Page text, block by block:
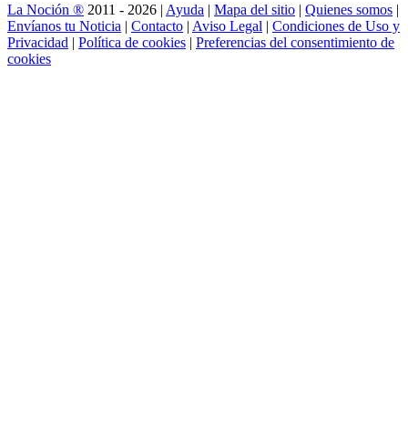
La Noción ® 2011 - 2026 | Ayuda | Mapa del sitio | Quienes somos |
Envíanos tu Noticia | Contacto | Aviso Legal | Condiciones de Uso y
Privacidad | Política de cookies | Preferencias del consentimiento de
cookies